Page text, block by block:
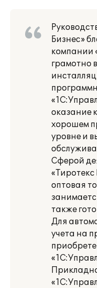
Бизнес»
компании
грамотно
оказание
хорошем
уровне и
Сферой
«Тиротекс
оптовая
также
Для
учета на